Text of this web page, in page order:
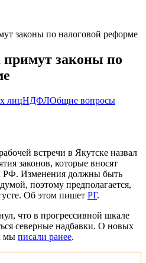
законы по налоговой реформе
примут законы по
лицНДФЛОбщие вопросы
встречи в Якутске назвал
законов, которые вносят
Изменения должны быть
поэтому предполагается,
Об этом пишет РГ.
что в прогрессивной шкале
северные надбавки. О новых
мы писали ранее.